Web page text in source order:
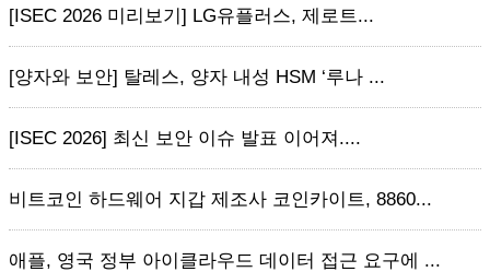
[ISEC 2026 미리보기] LG유플러스, 제로트...
[양자와 보안] 탈레스, 양자 내성 HSM ‘루나 ...
[ISEC 2026] 최신 보안 이슈 발표 이어져....
비트코인 하드웨어 지갑 제조사 코인카이트, 8860...
애플, 영국 정부 아이클라우드 데이터 접근 요구에 ...